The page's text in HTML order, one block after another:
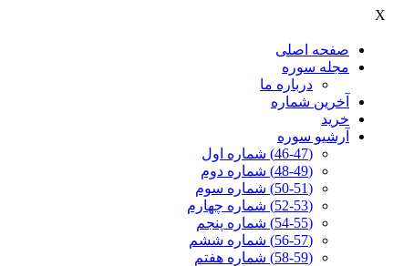
X
صفحه اصلی
مجله سوره
درباره ما
آخرين شماره
خرید
آرشیو سوره
(46-47) شماره اول
(48-49) شماره دوم
(50-51) شماره سوم
(52-53) شماره چهارم
(54-55) شماره پنجم
(56-57) شماره ششم
(58-59) شماره هفتم